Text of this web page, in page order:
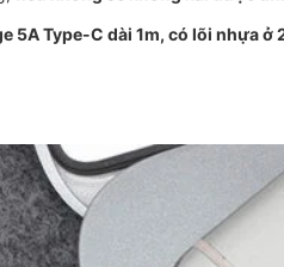
5A Type-C dài 1m, có lõi nhựa